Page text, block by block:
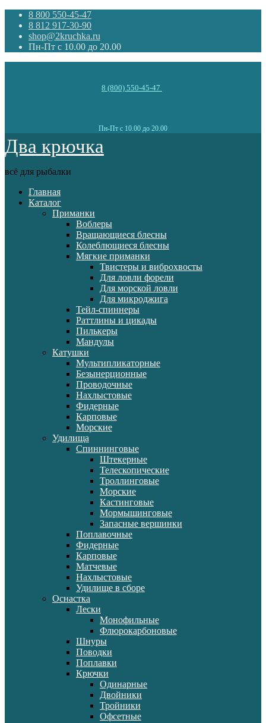
8 800 550-45-47
8 812 917-30-90
shop@2kruchka.ru
Пн-Пт с 10.00 до 20.00
8 (800) 550-45-47
Пн-Пт с 10.00 до 20.00
Два крючка
всё для рыбалки
Главная
Каталог
Приманки
Воблеры
Вращающиеся блесны
Колеблющиеся блесны
Мягкие приманки
Твистеры и виброхвосты
Для ловли форели
Для морской ловли
Для микроджига
Тейл-спиннеры
Раттлины и цикады
Пилькеры
Мандулы
Катушки
Мультипликаторные
Безынерционные
Проводочные
Нахлыстовые
Фидерные
Карповые
Морские
Удилища
Спиннинговые
Штекерные
Телескопические
Троллинговые
Морские
Кастинговые
Мормышинговые
Запасные вершинки
Поплавочные
Фидерные
Карповые
Матчевые
Нахлыстовые
Удилище в сборе
Оснастка
Лески
Монофильные
Флюрокарбоновые
Шнуры
Поводки
Поплавки
Крючки
Одинарные
Двойники
Тройники
Офсетные